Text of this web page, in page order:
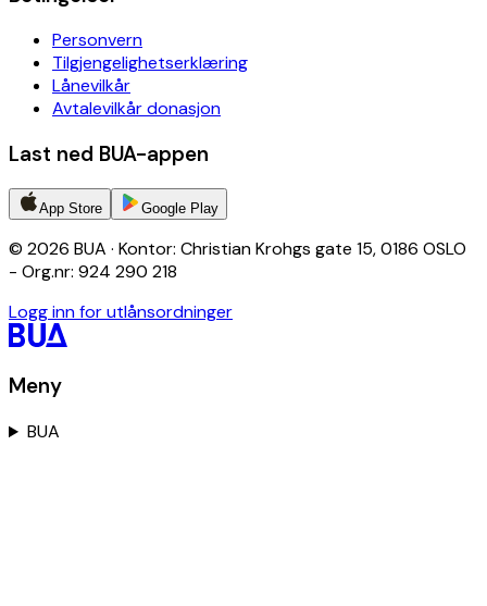
Personvern
Tilgjengelighetserklæring
Lånevilkår
Avtalevilkår donasjon
Last ned BUA-appen
App Store Google Play
© 2026 BUA · Kontor: Christian Krohgs gate 15, 0186 OSLO
- Org.nr: 924 290 218
Logg inn for utlånsordninger
Meny
BUA